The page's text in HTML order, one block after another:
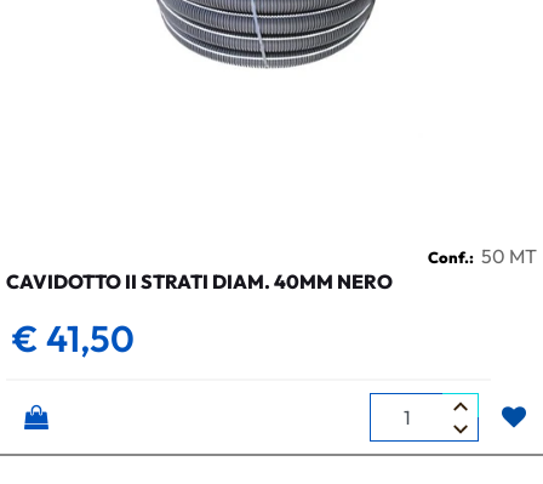
Conf.: 50 MT
CAVIDOTTO II STRATI DIAM. 40MM NERO
€ 41,50
Quantità